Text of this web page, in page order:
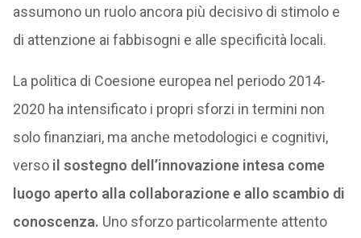
assumono un ruolo ancora più decisivo di stimolo e
di attenzione ai fabbisogni e alle specificità locali.
La politica di Coesione europea nel periodo 2014-
2020 ha intensificato i propri sforzi in termini non
solo finanziari, ma anche metodologici e cognitivi,
verso il sostegno dell’innovazione intesa come
luogo aperto alla collaborazione e allo scambio di
conoscenza. Uno sforzo particolarmente attento